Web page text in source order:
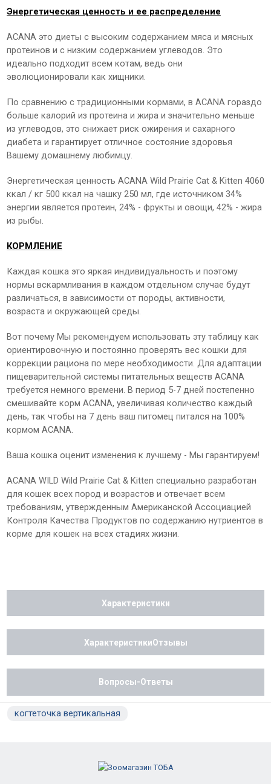
Энергетическая ценность и ее распределение
ACANA это диеты с высоким содержанием мяса и мясных
протеинов и с низким содержанием углеводов. Это
идеально подходит всем котам, ведь они
эволюционировали как хищники.
По сравнению с традиционными кормами, в ACANA гораздо
больше калорий из протеина и жира и значительно меньше
из углеводов, это снижает риск ожирения и сахарного
диабета и гарантирует отличное состояние здоровья
Вашему домашнему любимцу.
Энергетическая ценность ACANA Wild Prairie Сat & Kitten 4060
ккал / кг 500 ккал на чашку 250 мл, где источником 34%
энергии является протеин, 24% - фрукты и овощи, 42% - жира
из рыбы.
КОРМЛЕНИЕ
Каждая кошка это яркая индивидуальность и поэтому
нормы вскармливания в каждом отдельном случае будут
различаться, в зависимости от породы, активности,
возраста и окружающей среды.
Вот почему Мы рекомендуем использовать эту таблицу как
ориентировочную и постоянно проверять вес кошки для
коррекции рациона по мере необходимости. Для адаптации
пищеварительной системы питательных веществ ACANA
требуется немного времени. В период 5-7 дней постепенно
смешивайте корм ACANA, увеличивая количество каждый
день, так чтобы на 7 день ваш питомец питался на 100%
кормом ACANA.
Ваша кошка оценит изменения к лучшему - Мы гарантируем!
ACANA WILD Wild Prairie Сat & Kitten специально разработан
для кошек всех пород и возрастов и отвечает всем
требованиям, утвержденным Американской Ассоциацией
Контроля Качества Продуктов по содержанию нутриентов в
корме для кошек на всех стадиях жизни.
Характеристики
ХарактеристикиОтзывы
Вопросы-Ответы
когтеточка вертикальная